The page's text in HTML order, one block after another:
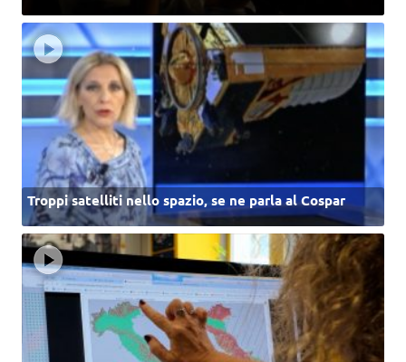
Troppi satelliti nello spazio, se ne parla al Cospar